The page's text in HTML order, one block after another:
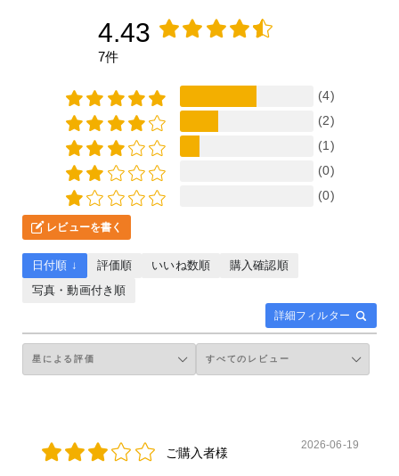
4.43
7件
(4)
(2)
(1)
(0)
(0)
レビューを書く
詳細フィルター
日付順 ↓ 評価順 いいね数順
購入確認順
写真・動画付き順
ご購入者様
2026-06-19